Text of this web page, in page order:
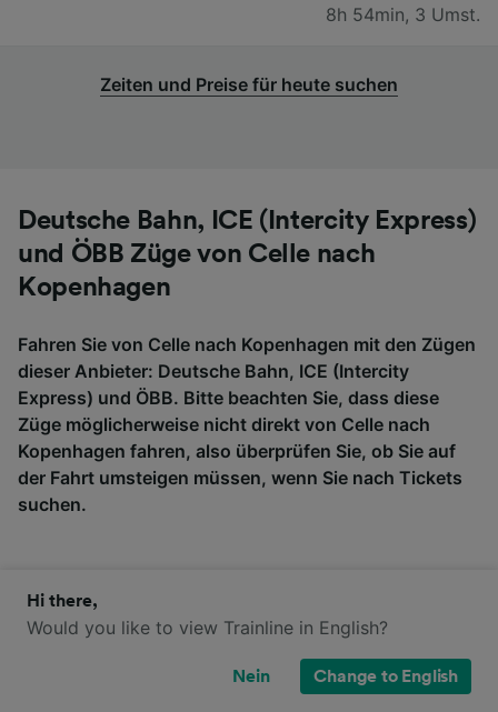
8h 54min, 3 Umst.
Zeiten und Preise für heute suchen
Deutsche Bahn, ICE (Intercity Express)
und ÖBB Züge von Celle nach
Kopenhagen
Fahren Sie von Celle nach Kopenhagen mit den Zügen
dieser Anbieter: Deutsche Bahn, ICE (Intercity
Express) und ÖBB. Bitte beachten Sie, dass diese
Züge möglicherweise nicht direkt von Celle nach
Kopenhagen fahren, also überprüfen Sie, ob Sie auf
der Fahrt umsteigen müssen, wenn Sie nach Tickets
suchen.
Deutsche Bahn
Hi there,
Would you like to view Trainline in English?
Nein Change to English